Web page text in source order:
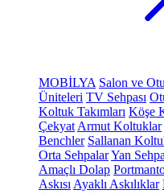
MOBİLYA Salon ve
Üniteleri TV Sehpası
Koltuk Takımları Köşe
Çekyat Armut Koltuklar
Benchler Sallanan
Orta SehpalarYan
Amaçlı Dolap
Askısı Ayaklı Askılıklar